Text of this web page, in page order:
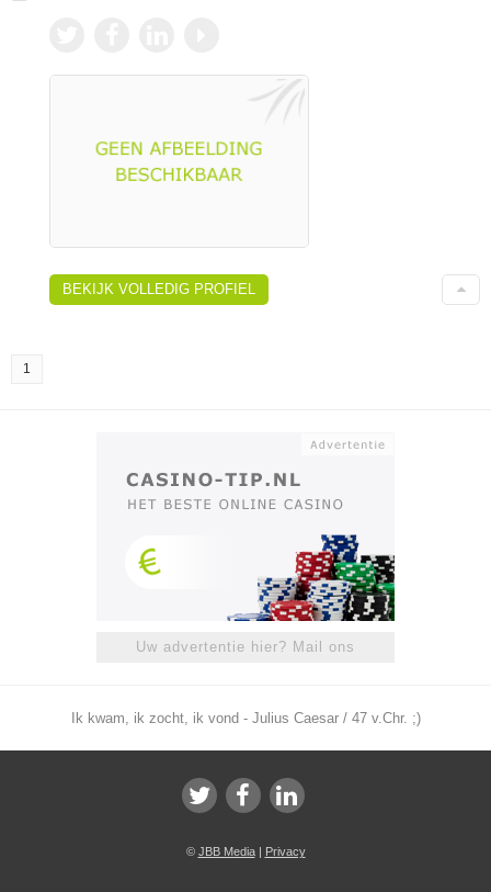
BEKIJK VOLLEDIG PROFIEL
1
Uw advertentie hier? Mail ons
Ik kwam, ik zocht, ik vond - Julius Caesar / 47 v.Chr. ;)
© JBB Media| Privacy